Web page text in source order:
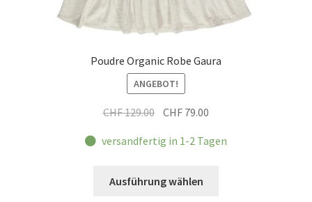
Poudre Organic Robe Gaura
ANGEBOT!
CHF129.00 Ursprünglicher
war:
CHF 79.00
ist:
versandfertig in 1-2 Tagen
Ausführung wählen